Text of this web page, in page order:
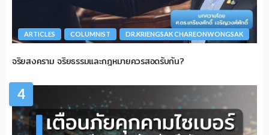
ARTICLES COLUMNIST DR.KRIENGSAK CHAREONWONGSAK
จริยสงคราม จริยธรรมและกฎหมายควรสอดรับกัน?
4